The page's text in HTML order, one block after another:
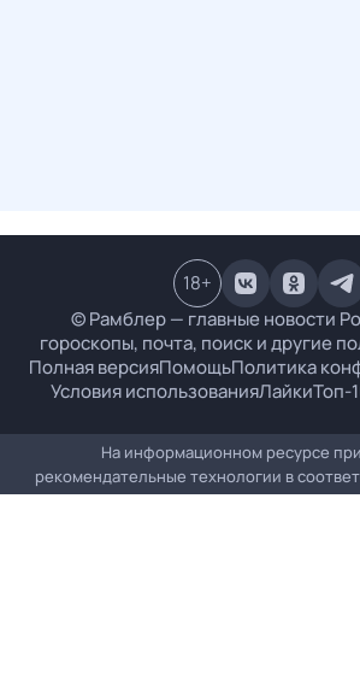
© Рамблер — главные новости
гороскопы, почта, поиск и другие
Полная версияПомощьПолитика
Условия использованияЛайкиТоп-
18+
На информационном ресурсе
рекомендательные технологии в